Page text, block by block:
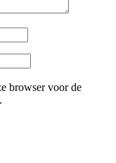
browser voor de